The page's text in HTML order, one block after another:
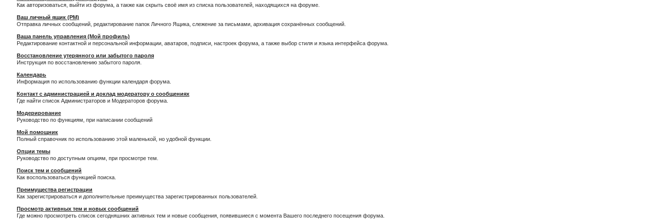
Как авторизоваться, выйти из форума, а также как скрыть своё имя из списка пользователей, находящихся на форуме.
Ваш личный ящик (PM)
Отправка личных сообщений, редактирование папок Личного Ящика, слежение за письмами, архивация сохранённых сообщений.
Ваша панель управления (Мой профиль)
Редактирование контактной и персональной информации, аватаров, подписи, настроек форума, а также выбор стиля и языка интерфейса форума.
Восстановление утерянного или забытого пароля
Инструкция по восстановлению забытого пароля.
Календарь
Информация по использованию функции календаря форума.
Контакт с администрацией и доклад модератору о сообщениях
Где найти список Администраторов и Модераторов форума.
Модерирование
Руководство по функциям, при написании сообщений
Мой помощник
Полный справочник по использованию этой маленькой, но удобной функции.
Опции темы
Руководство по доступным опциям, при просмотре тем.
Поиск тем и сообщений
Как воспользоваться функцией поиска.
Преимущества регистрации
Как зарегистрироваться и дополнительные преимущества зарегистрированных пользователей.
Просмотр активных тем и новых сообщений
Где можно просмотреть список сегодняшних активных тем и новые сообщения, появившиеся с момента Вашего последнего посещения форума.